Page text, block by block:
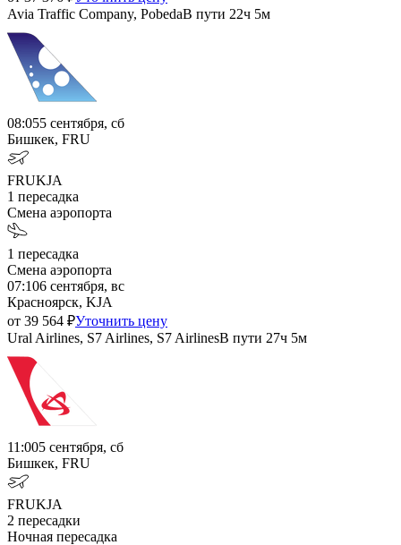
Avia Traffic Company, PobedaВ пути 22ч 5м
08:055 сентября, сб
Бишкек, FRU
FRUKJA
1 пересадка
Смена аэропорта
1 пересадка
Смена аэропорта
07:106 сентября, вс
Красноярск, KJA
от 39 564 ₽Уточнить цену
Ural Airlines, S7 Airlines, S7 AirlinesВ пути 27ч 5м
11:005 сентября, сб
Бишкек, FRU
FRUKJA
2 пересадки
Ночная пересадка